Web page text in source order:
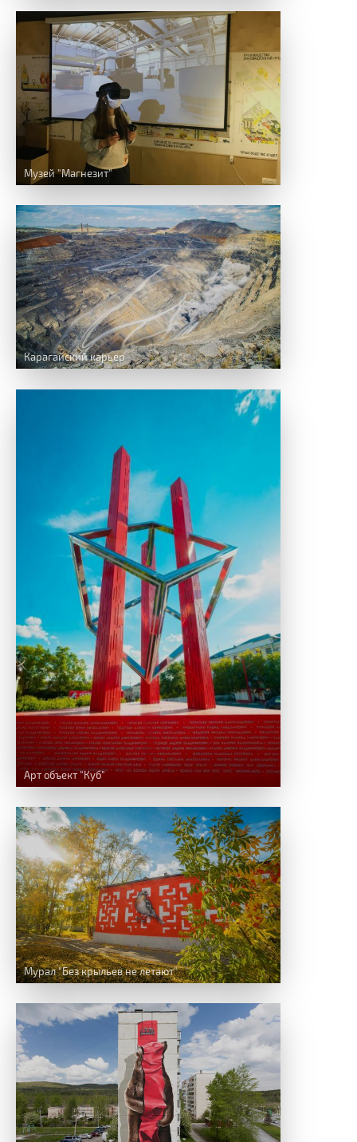
Музей "Магнезит"
Карагайский карьер
Арт объект "Куб"
Мурал "Без крыльев не летают"